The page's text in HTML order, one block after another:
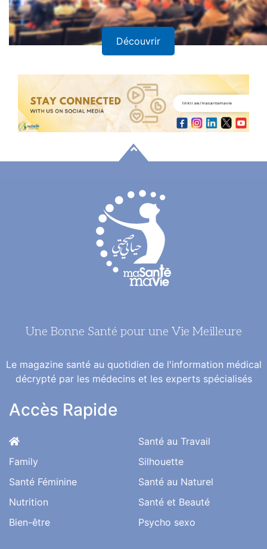
Découvrir
Une Bonne Santé pour une Vie Meilleure
Le magazine santé au quotidien de l'information médical
décrypté par les médecins et les experts spécialisés
Accès Rapide
Family
Santé Féminine
Nutrition
Bien-être
Santé au Travail
Silhouette
Santé au Naturel
Santé et Beauté
Psycho sexo